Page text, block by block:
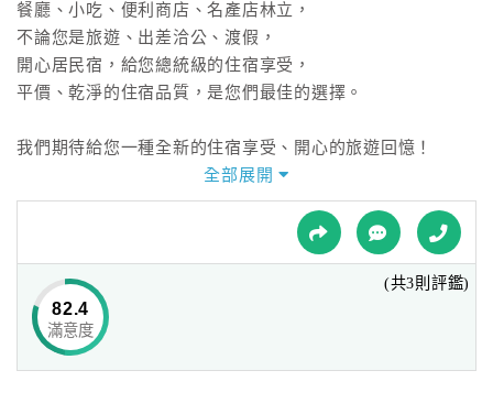
特
色
民
宿
球
網
餐廳、小吃、便利商店、名產店林立，
不論您是旅遊、出差洽公、渡假，
開心居民宿，給您總統級的住宿享受，
平價、乾淨的住宿品質，是您們最佳的選擇。
我們期待給您一種全新的住宿享受、開心的旅遊回憶！
期望來到開心居民宿的朋友，都能帶著開心與滿滿的回憶。
全部展開
82.4
滿意度
(共3則評鑑)